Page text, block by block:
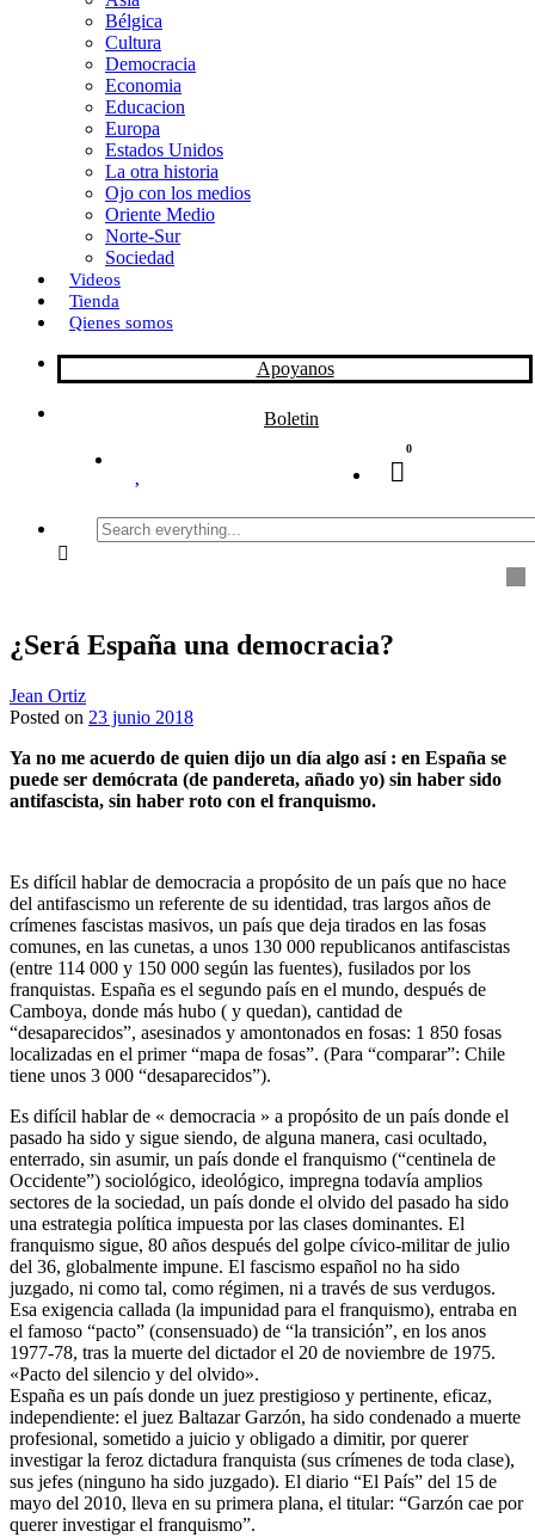
i
r
Bélgica
Cultura
Democracia
Economia
Educacion
Europa
Estados Unidos
La otra historia
Ojo con los medios
Oriente Medio
Norte-Sur
Sociedad
Videos
Tienda
Qienes somos
Apoyanos
Boletin
0
Search
everything...
¿Será España una democracia?
Jean Ortiz
Posted on 23 junio 2018
Ya no me acuerdo de quien dijo un día algo así : en España se
puede ser demócrata (de pandereta, añado yo) sin haber sido
antifascista, sin haber roto con el franquismo.
Es difícil hablar de democracia a propósito de un país que no hace
del antifascismo un referente de su identidad, tras largos años de
crímenes fascistas masivos, un país que deja tirados en las fosas
comunes, en las cunetas, a unos 130 000 republicanos antifascistas
(entre 114 000 y 150 000 según las fuentes), fusilados por los
franquistas. España es el segundo país en el mundo, después de
Camboya, donde más hubo ( y quedan), cantidad de
“desaparecidos”, asesinados y amontonados en fosas: 1 850 fosas
localizadas en el primer “mapa de fosas”. (Para “comparar”: Chile
tiene unos 3 000 “desaparecidos”).
Es difícil hablar de « democracia » a propósito de un país donde el
pasado ha sido y sigue siendo, de alguna manera, casi ocultado,
enterrado, sin asumir, un país donde el franquismo (“centinela de
Occidente”) sociológico, ideológico, impregna todavía amplios
sectores de la sociedad, un país donde el olvido del pasado ha sido
una estrategia política impuesta por las clases dominantes. El
franquismo sigue, 80 años después del golpe cívico-militar de julio
del 36, globalmente impune. El fascismo español no ha sido
juzgado, ni como tal, como régimen, ni a través de sus verdugos.
Esa exigencia callada (la impunidad para el franquismo), entraba en
el famoso “pacto” (consensuado) de “la transición”, en los anos
1977-78, tras la muerte del dictador el 20 de noviembre de 1975.
«Pacto del silencio y del olvido».
España es un país donde un juez prestigioso y pertinente, eficaz,
independiente: el juez Baltazar Garzón, ha sido condenado a muerte
profesional, sometido a juicio y obligado a dimitir, por querer
investigar la feroz dictadura franquista (sus crímenes de toda clase),
sus jefes (ninguno ha sido juzgado). El diario “El País” del 15 de
mayo del 2010, lleva en su primera plana, el titular: “Garzón cae por
querer investigar el franquismo”.